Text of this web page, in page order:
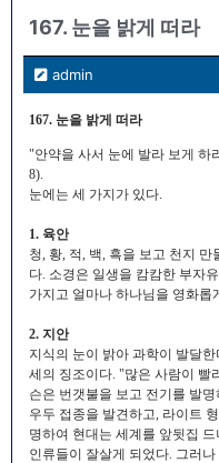
167. 눈을 밝게 떠라
admin
167. 눈을 밝게 떠라
"안약을 사서 눈에 발라 보게 하
8).
눈에는 세 가지가 있다.
1. 육안
청, 황, 적, 백, 흑을 보고 천지
다. 소경은 일생을 캄캄한 부자
가지고 얼마나 하나님을 영화롭
2. 지안
지식의 눈이 밝아 과학이 발달
세의 징조이다. "많은 사람이 빨
슨은 번갯불을 보고 전기를 발
우두 접종을 발견하고, 라이트
명하여 현대는 세계를 앞뒷집
인류들이 잘살게 되었다. 그러